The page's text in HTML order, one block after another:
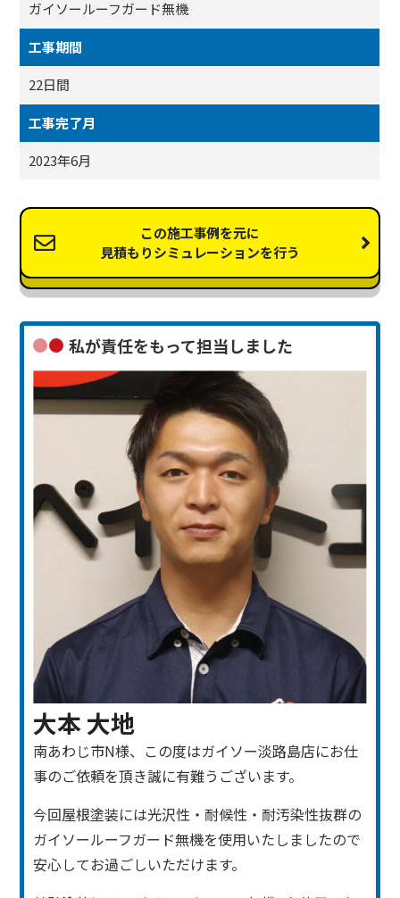
ガイソールーフガード無機
工事期間
22日間
工事完了月
2023年6月
この施工事例を元に
見積もりシミュレーションを行う
私が責任をもって担当しました
大本 大地
南あわじ市N様、この度はガイソー淡路島店にお仕
事のご依頼を頂き誠に有難うございます。
今回屋根塗装には光沢性・耐候性・耐汚染性抜群の
ガイソールーフガード無機を使用いたしましたので
安心してお過ごしいただけます。